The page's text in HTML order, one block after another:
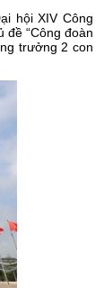
hội XIV Công
“Công đoàn
trưởng 2 con